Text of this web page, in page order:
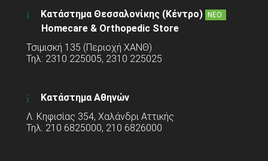
Κατάστημα Θεσσαλονίκης (Κέντρο) ΝΕΟ
Homecare & Orthopedic Store
Τσιμισκή 135 (Περιοχή ΧΑΝΘ)
Τηλ: 2310 225005, 2310 225025
Κατάστημα Αθηνών
Λ. Κηφισίας 354, Χαλάνδρι Αττικής
Τηλ: 210 6825000, 210 6826000